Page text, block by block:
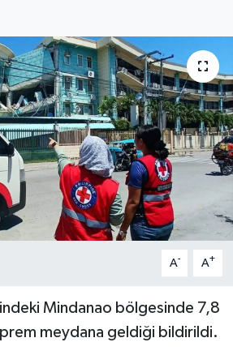
A- A+
Mindanao bölgesinde 7,8
meydana geldiği bildirildi.